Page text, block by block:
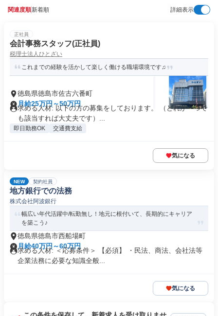
関連度順新着順 詳細表示
正社員
会計事務スタッフ(正社員)
税理士法人ひとざい
これまでの経験を活かして楽しく働ける職場環境です♫
徳島県徳島市佐古六番町
月給25万円～50万円
求める人材: 以下の方の募集をしております。 （どれか一つで
も該当すれば大丈夫です）...
即日勤務OK 交通費支給
気になる
NEW 契約社員
地方銀行での法務
株式会社阿波銀行
幅広い年代活躍中/転勤無し！地元に根付いて、長期的にキャリア
を築こう♪
徳島県徳島市西船場町
月給40万円～60万円
求める人材: ＜応募条件＞ 【必須】 ・民法、商法、会社法等
企業法務に必要な知識全般...
気になる